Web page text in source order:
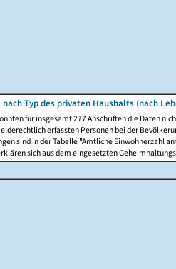
Typ des privaten Haushalts (nach
für insgesamt 277 Anschriften die Daten
erfassten Personen bei der
sind in der Tabelle "Amtliche Einwohnerzahl
sich aus dem eingesetzten